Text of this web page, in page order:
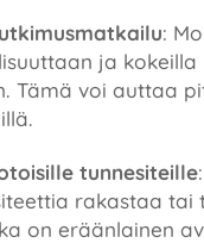
:
ja
Tämä voi auttaa
tunnesiteille
rakastaa tai
on eräänlainen